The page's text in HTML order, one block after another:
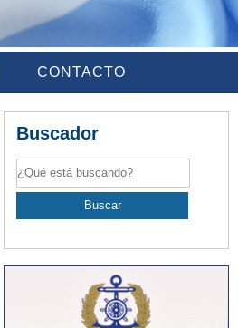
CONTACTO
Buscador